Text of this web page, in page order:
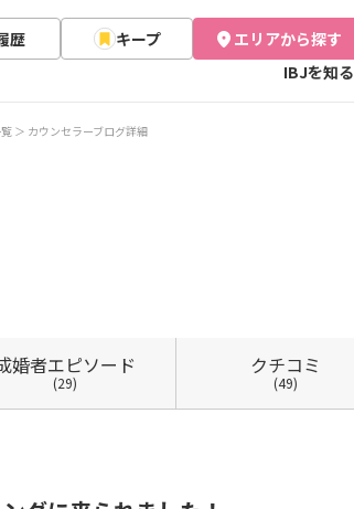
歴 キープ エリアから探す
IBJを知る
カウンセラーブログ詳細
婚者エピソード
(29)
クチコミ
(49)